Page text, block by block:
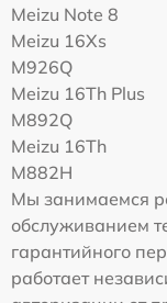
Meizu Note 8
Meizu 16Xs
M926Q
Meizu 16Th Plus
M892Q
Meizu 16Th
M882H
Мы занимаемся
обслуживанием
гарантийного
работает